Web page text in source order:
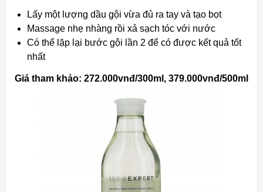
Lấy một lượng dầu gội vừa đủ ra tay và tạo bọt
Massage nhẹ nhàng rồi xả sạch tóc với nước
Có thể lặp lại bước gội lần 2 để có được kết quả tốt
nhất
Giá tham khảo: 272.000vnđ/300ml, 379.000vnđ/500ml